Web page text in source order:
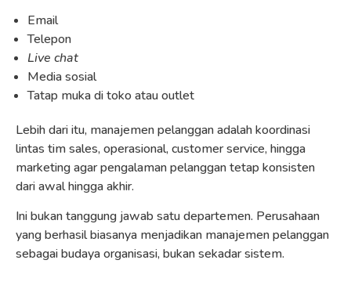
Email
Telepon
Live chat
Media sosial
Tatap muka di toko atau outlet
Lebih dari itu, manajemen pelanggan adalah koordinasi
lintas tim sales, operasional, customer service, hingga
marketing agar pengalaman pelanggan tetap konsisten
dari awal hingga akhir.
Ini bukan tanggung jawab satu departemen. Perusahaan
yang berhasil biasanya menjadikan manajemen pelanggan
sebagai budaya organisasi, bukan sekadar sistem.